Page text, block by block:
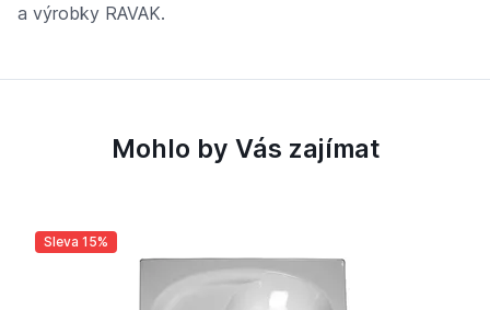
a výrobky RAVAK.
Mohlo by Vás zajímat
Sleva 15%